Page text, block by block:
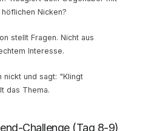
Nicken?
stellt Fragen. Nicht aus
Interesse.
nickt und sagt: "Klingt
das Thema.
Challenge (Tag 8-9)